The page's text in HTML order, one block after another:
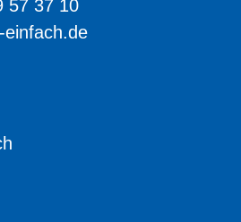
57 37 10
einfach.de